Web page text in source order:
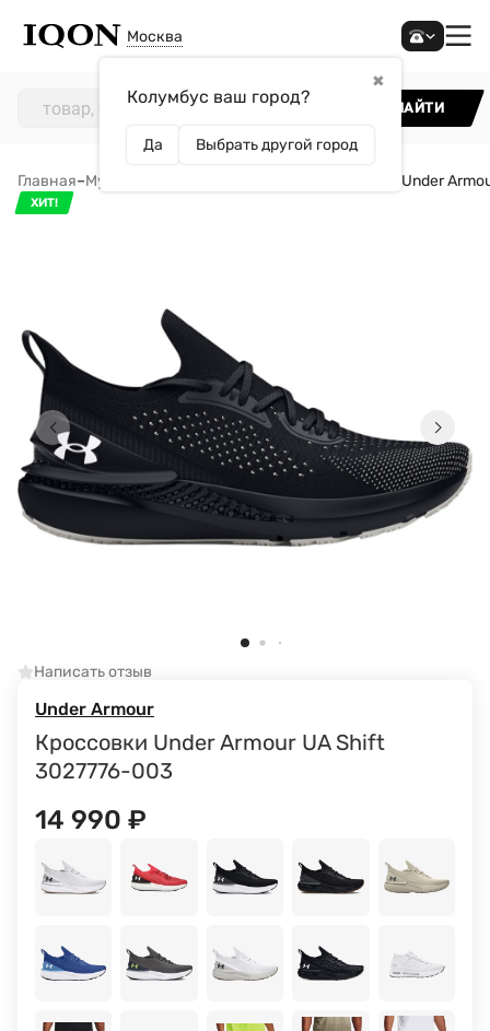
Москва
✖
Колумбус ваш город?
Да Выбрать другой город
НАЙТИ
Главная–Мужчинам Кроссовки Under
ХИТ!
Написать отзыв
Under Armour
Кроссовки Under Armour UA Shift
3027776-003
14 990 ₽